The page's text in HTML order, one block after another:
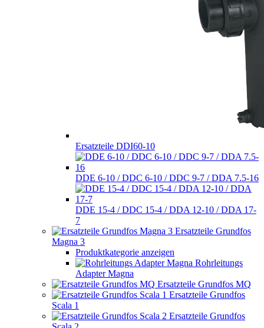
Ersatzteile DDI60-10
DDE 6-10 / DDC 6-10 / DDC 9-7 / DDA 7.5-16
DDE 15-4 / DDC 15-4 / DDA 12-10 / DDA 17-
7
Ersatzteile Grundfos
Magna 3
Produktkategorie anzeigen
Rohrleitungs
Adapter Magna
Ersatzteile Grundfos MQ
Ersatzteile Grundfos
Scala 1
Ersatzteile Grundfos